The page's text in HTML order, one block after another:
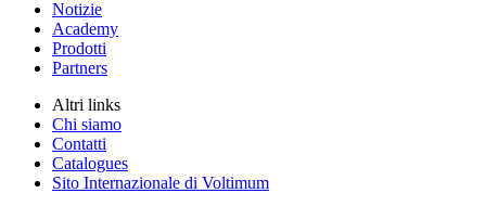
Notizie
Academy
Prodotti
Partners
Altri links
Chi siamo
Contatti
Catalogues
Sito Internazionale di Voltimum